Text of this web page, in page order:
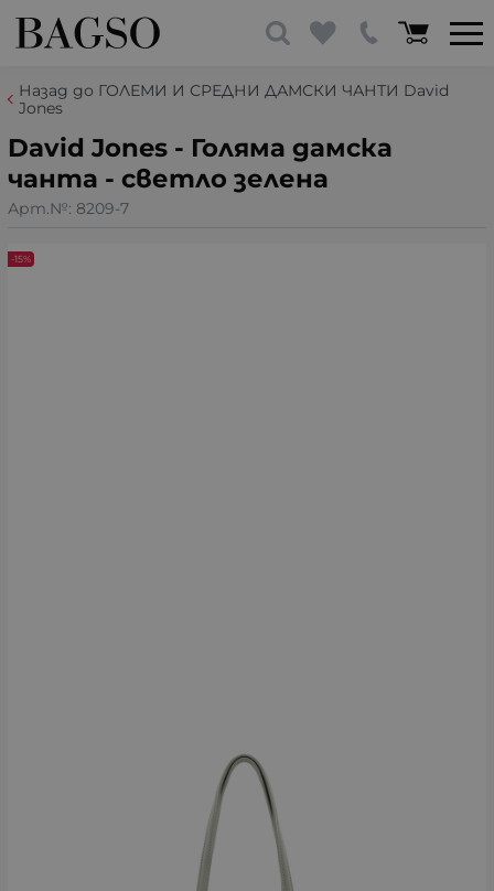
Назад до ГОЛЕМИ И СРЕДНИ ДАМСКИ ЧАНТИ David
Jones
David Jones - Голяма дамска
чанта - светло зелена
Арт.№: 8209-7
-15%